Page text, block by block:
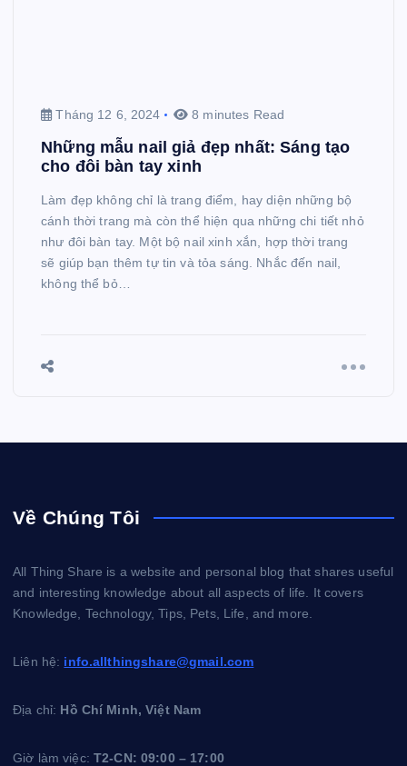
Tháng 12 6, 2024 8 minutes Read
Những mẫu nail giả đẹp nhất: Sáng tạo
cho đôi bàn tay xinh
Làm đẹp không chỉ là trang điểm, hay diện những bộ
cánh thời trang mà còn thể hiện qua những chi tiết nhỏ
như đôi bàn tay. Một bộ nail xinh xắn, hợp thời trang
sẽ giúp bạn thêm tự tin và tỏa sáng. Nhắc đến nail,
không thể bỏ…
Về Chúng Tôi
All Thing Share is a website and personal blog that shares useful
and interesting knowledge about all aspects of life. It covers
Knowledge, Technology, Tips, Pets, Life, and more.
Liên hệ: info.allthingshare@gmail.com
Địa chỉ: Hồ Chí Minh, Việt Nam
Giờ làm việc:T2-CN: 09:00 – 17:00